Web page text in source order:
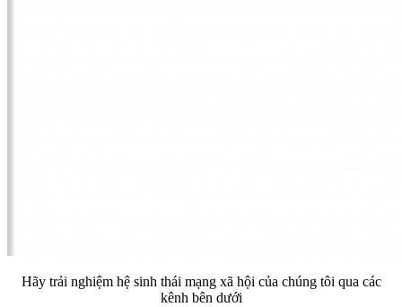
Hãy trải nghiệm hệ sinh thái mạng xã hội của chúng tôi qua các
kênh bên dưới